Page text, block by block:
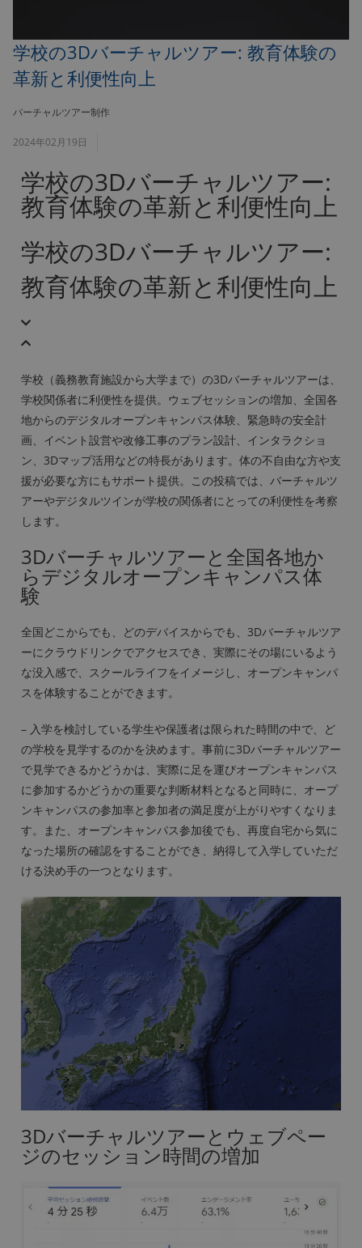
学校の3Dバーチャルツアー: 教育体験の
革新と利便性向上
バーチャルツアー制作
2024年02月19日
学校の3Dバーチャルツアー:
教育体験の革新と利便性向上
学校の3Dバーチャルツアー:
教育体験の革新と利便性向上
学校（義務教育施設から大学まで）の3Dバーチャルツアーは、
学校関係者に利便性を提供。ウェブセッションの増加、全国各
地からのデジタルオープンキャンパス体験、緊急時の安全計
画、イベント設営や改修工事のプラン設計、インタラクショ
ン、3Dマップ活用などの特長があります。体の不自由な方や支
援が必要な方にもサポート提供。この投稿では、バーチャルツ
アーやデジタルツインが学校の関係者にとっての利便性を考察
します。
3Dバーチャルツアーと全国各地か
らデジタルオープンキャンパス体
験
全国どこからでも、どのデバイスからでも、3Dバーチャルツア
ーにクラウドリンクでアクセスでき、実際にその場にいるよう
な没入感で、スクールライフをイメージし、オープンキャンパ
スを体験することができます。
– 入学を検討している学生や保護者は限られた時間の中で、ど
の学校を見学するのかを決めます。事前に3Dバーチャルツアー
で見学できるかどうかは、実際に足を運びオープンキャンパス
に参加するかどうかの重要な判断材料となると同時に、オープ
ンキャンパスの参加率と参加者の満足度が上がりやすくなりま
す。また、オープンキャンパス参加後でも、再度自宅から気に
なった場所の確認をすることができ、納得して入学していただ
ける決め手の一つとなります。
3Dバーチャルツアーとウェブペー
ジのセッション時間の増加